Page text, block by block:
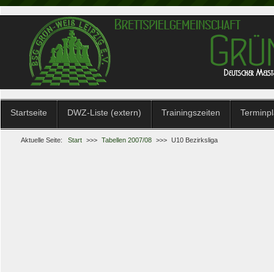
Startseite DWZ-Liste (extern) Trainingszeiten
Aktuelle Seite: Start >>> Tabellen 2007/08 >>> U10 Bezirksliga